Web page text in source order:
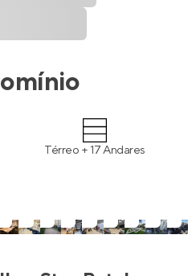
Térreo + 17 Andares